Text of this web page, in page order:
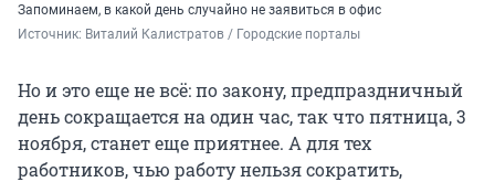
Запоминаем, в какой день случайно не заявиться в офис
Источник: Виталий Калистратов / Городские порталы
Но и это еще не всё: по закону, предпраздничный
день сокращается на один час, так что пятница, 3
ноября, станет еще приятнее. А для тех
работников, чью работу нельзя сократить,